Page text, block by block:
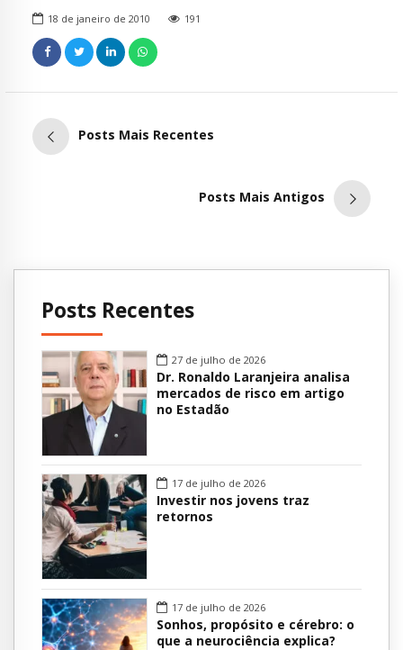
18 de janeiro de 2010 191
Posts Mais Recentes
Posts Mais Antigos
Posts Recentes
27 de julho de 2026
Dr. Ronaldo Laranjeira analisa
mercados de risco em artigo
no Estadão
17 de julho de 2026
Investir nos jovens traz
retornos
17 de julho de 2026
Sonhos, propósito e cérebro: o
que a neurociência explica?